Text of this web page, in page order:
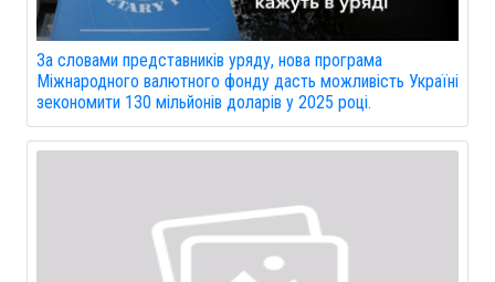
За словами представників уряду, нова програма
Міжнародного валютного фонду дасть можливість Україні
зекономити 130 мільйонів доларів у 2025 році.